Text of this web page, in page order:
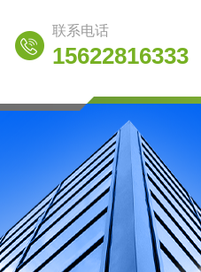
联系电话
15622816333